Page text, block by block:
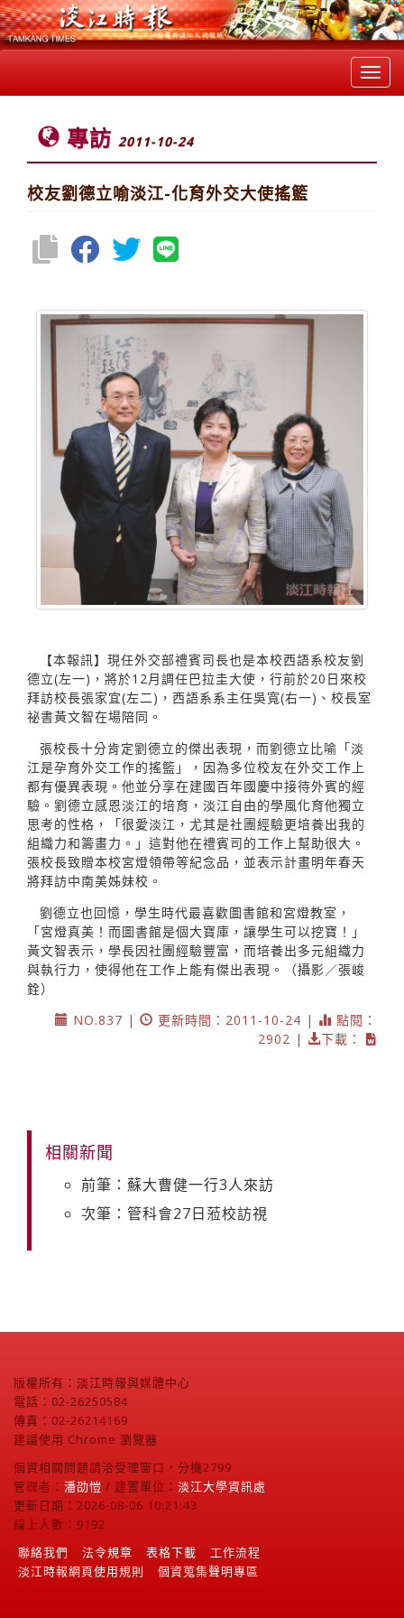
專訪 2011-10-24
校友劉德立喻淡江-化育外交大使搖籃
【本報訊】現任外交部禮賓司長也是本校西語系校友劉
德立(左一)，將於12月調任巴拉圭大使，行前於20日來校
拜訪校長張家宜(左二)，西語系系主任吳寬(右一)、校長室
祕書黃文智在場陪同。
張校長十分肯定劉德立的傑出表現，而劉德立比喻「淡
江是孕育外交工作的搖籃」，因為多位校友在外交工作上
都有優異表現。他並分享在建國百年國慶中接待外賓的經
驗。劉德立感恩淡江的培育，淡江自由的學風化育他獨立
思考的性格，「很愛淡江，尤其是社團經驗更培養出我的
組織力和籌畫力。」這對他在禮賓司的工作上幫助很大。
張校長致贈本校宮燈領帶等紀念品，並表示計畫明年春天
將拜訪中南美姊妹校。
劉德立也回憶，學生時代最喜歡圖書館和宮燈教室，
「宮燈真美！而圖書館是個大寶庫，讓學生可以挖寶！」
黃文智表示，學長因社團經驗豐富，而培養出多元組織力
與執行力，使得他在工作上能有傑出表現。（攝影／張峻
銓）
NO.837 |
更新時間：2011-10-24 |
點閱：
2902 |
下載：
相關新聞
前筆：蘇大曹健一行3人來訪
次筆：管科會27日蒞校訪視
版權所有：淡江時報與媒體中心
電話：02-26250584
傳真：02-26214169
建議使用 Chrome 瀏覽器
個資相關問題請洽受理窗口，分機2799
管理者： 潘劭愷 / 建置單位： 淡江大學資訊處
更新日期：2026-08-06 10:21:43
線上人數：9192
聯絡我們
法令規章 表格下載
工作流程
淡江時報網頁使用規則
個資蒐集聲明專區